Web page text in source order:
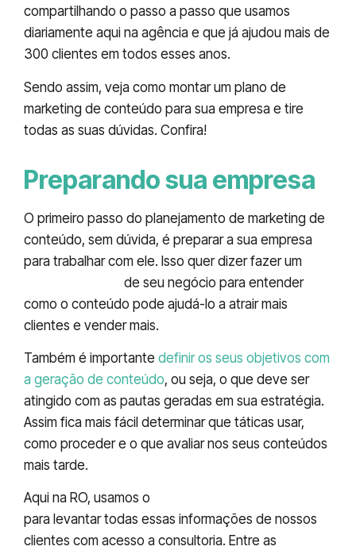
compartilhando o passo a passo que usamos
diariamente aqui na agência e que já ajudou mais de
300 clientes em todos esses anos.
Sendo assim, veja como montar um plano de
marketing de conteúdo para sua empresa e tire
todas as suas dúvidas. Confira!
Preparando sua empresa
O primeiro passo do planejamento de marketing de
conteúdo, sem dúvida, é preparar a sua empresa
para trabalhar com ele. Isso quer dizer fazer um
de seu negócio para entender
como o conteúdo pode ajudá-lo a atrair mais
clientes e vender mais.
Também é importante definir os seus objetivos com
a geração de conteúdo, ou seja, o que deve ser
atingido com as pautas geradas em sua estratégia.
Assim fica mais fácil determinar que táticas usar,
como proceder e o que avaliar nos seus conteúdos
mais tarde.
Aqui na RO, usamos o
para levantar todas essas informações de nossos
clientes com acesso a consultoria. Entre as